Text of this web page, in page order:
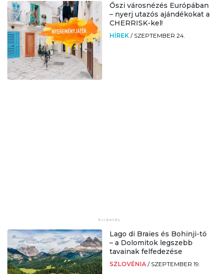
Őszi városnézés Európában
– nyerj utazós ajándékokat a
CHERRISK-kel!
HÍREK / SZEPTEMBER 24.
Lago di Braies és Bohinji-tó
– a Dolomitok legszebb
tavainak felfedezése
SZLOVÉNIA / SZEPTEMBER 19.